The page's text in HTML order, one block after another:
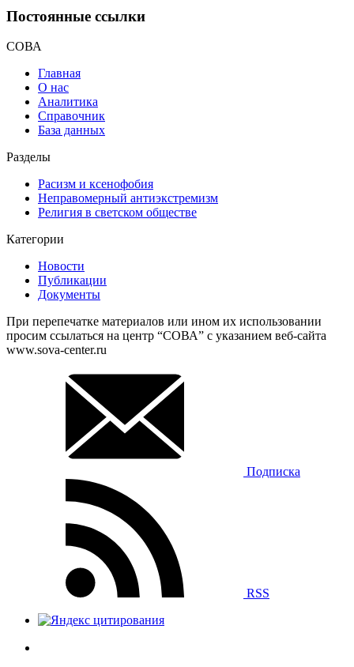
Постоянные ссылки
СОВА
Главная
О нас
Аналитика
Справочник
База данных
Разделы
Расизм и ксенофобия
Неправомерный антиэкстремизм
Религия в светском обществе
Категории
Новости
Публикации
Документы
При перепечатке материалов или ином их использовании
просим ссылаться на центр “СОВА” с указанием веб-сайта
www.sova-center.ru
Подписка
RSS